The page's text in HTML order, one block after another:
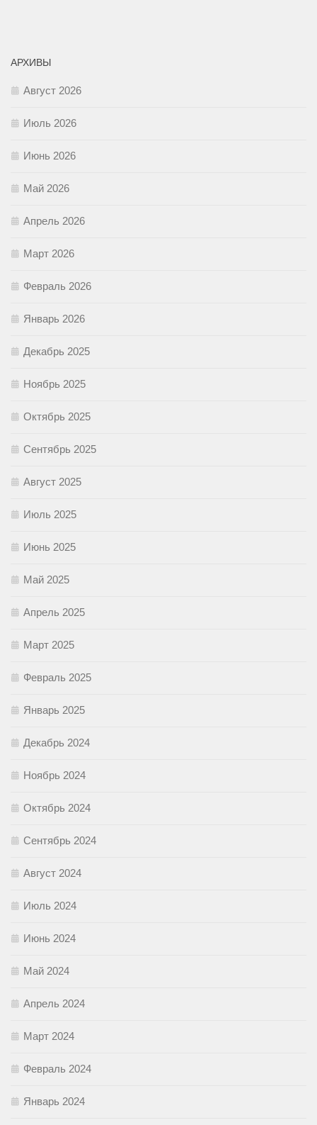
АРХИВЫ
Август 2026
Июль 2026
Июнь 2026
Май 2026
Апрель 2026
Март 2026
Февраль 2026
Январь 2026
Декабрь 2025
Ноябрь 2025
Октябрь 2025
Сентябрь 2025
Август 2025
Июль 2025
Июнь 2025
Май 2025
Апрель 2025
Март 2025
Февраль 2025
Январь 2025
Декабрь 2024
Ноябрь 2024
Октябрь 2024
Сентябрь 2024
Август 2024
Июль 2024
Июнь 2024
Май 2024
Апрель 2024
Март 2024
Февраль 2024
Январь 2024